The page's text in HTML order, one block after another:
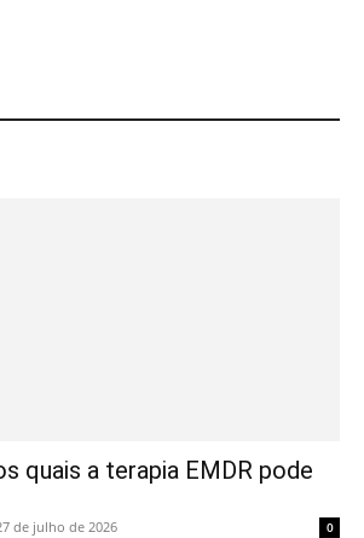
quais a terapia EMDR pode
de julho de 2026 0